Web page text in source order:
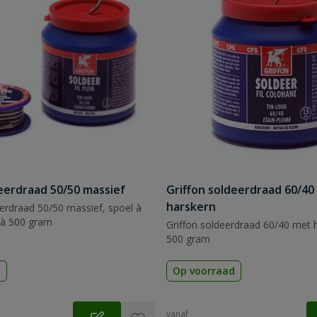
50/50 massief
50/50 massief, spoel à
500 gram
Griffon soldeerdraad 60/
harskern
Griffon soldeerdraad 60/40 met
500 gram
Op voorraad
vanaf